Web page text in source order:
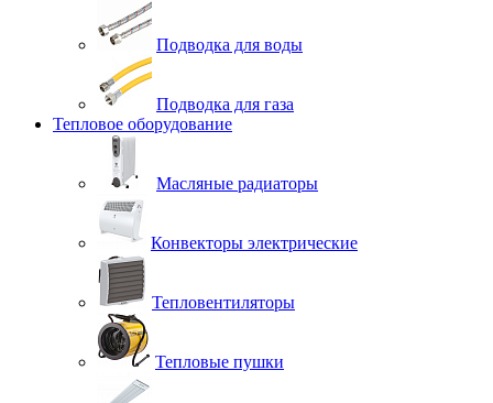
Подводка для воды
Подводка для газа
Тепловое оборудование
Масляные радиаторы
Конвекторы электрические
Тепловентиляторы
Тепловые пушки